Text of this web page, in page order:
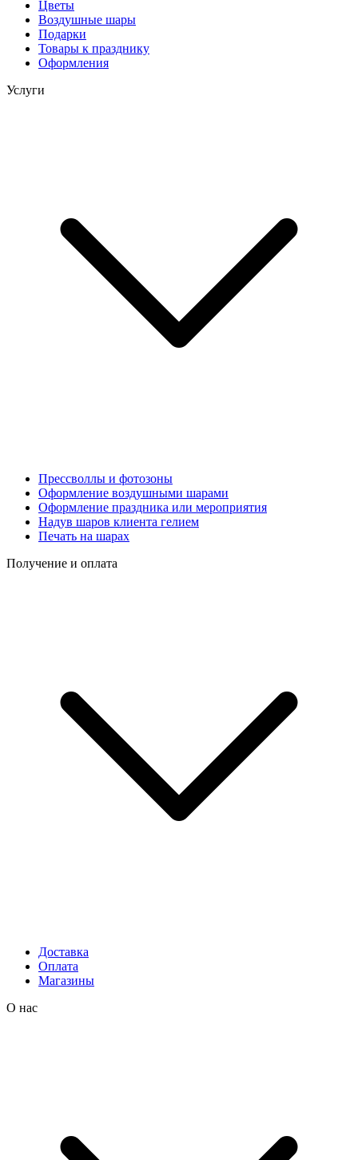
Цветы
Воздушные шары
Подарки
Товары к празднику
Оформления
Услуги
Прессволлы и фотозоны
Оформление воздушными шарами
Оформление праздника или мероприятия
Надув шаров клиента гелием
Печать на шарах
Получение и оплата
Доставка
Оплата
Магазины
О нас